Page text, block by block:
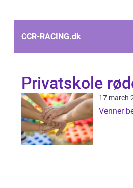
CCR-RACING.dk
Privatskole
17 march
Venner